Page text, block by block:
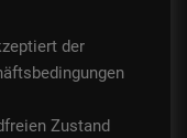
der
Zustand